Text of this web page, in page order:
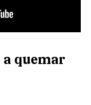
quemar